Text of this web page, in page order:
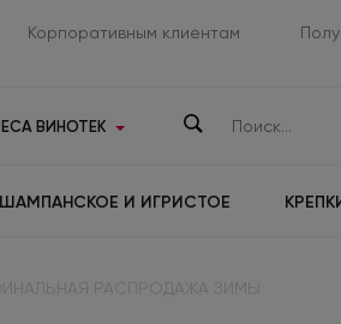
Корпоративным клиентам
ВИНОТЕК
ШАМПАНСКОЕ И ИГРИСТОЕ